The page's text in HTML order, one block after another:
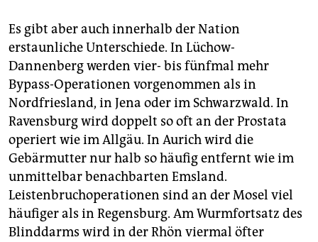
Es gibt aber auch innerhalb der Nation
erstaunliche Unterschiede. In Lüchow-
Dannenberg werden vier- bis fünfmal mehr
Bypass-Operationen vorgenommen als in
Nordfriesland, in Jena oder im Schwarzwald. In
Ravensburg wird doppelt so oft an der Prostata
operiert wie im Allgäu. In Aurich wird die
Gebärmutter nur halb so häufig entfernt wie im
unmittelbar benachbarten Emsland.
Leistenbruchoperationen sind an der Mosel viel
häufiger als in Regensburg. Am Wurmfortsatz des
Blinddarms wird in der Rhön viermal öfter